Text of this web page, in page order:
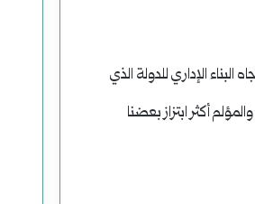
الإداري للدولة الذي
أكثر ابتزاز بعضنا